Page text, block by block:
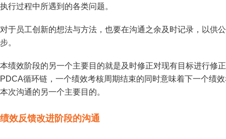
执行过程中所遇到的各类问题。
对于员工创新的想法与方法，也要在沟通之余及时记录，以供
步。
本绩效阶段的另一个主要目的就是及时修正对现有目标进行修
PDCA循环链，一个绩效考核周期结束的同时意味着下一个绩
本次沟通的另一个主要目的。
绩效反馈改进阶段的沟通